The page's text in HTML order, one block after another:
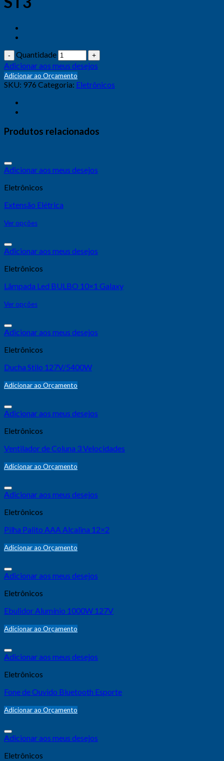
Quantidade
Adicionar aos meus desejos
Adicionar ao Orçamento
SKU: 976 Categoria: Eletrônicos
Produtos relacionados
Adicionar aos meus desejos
Eletrônicos
Extensão Elétrica
Ver opções
Adicionar aos meus desejos
Eletrônicos
Lâmpada Led BULBO 10×1 Galaxy
Ver opções
Adicionar aos meus desejos
Eletrônicos
Ducha Stilo 127V/5400W
Adicionar ao Orçamento
Adicionar aos meus desejos
Eletrônicos
Ventilador de Coluna 3 Velocidades
Adicionar ao Orçamento
Adicionar aos meus desejos
Eletrônicos
Pilha Palito AAA Alcalina 12×2
Adicionar ao Orçamento
Adicionar aos meus desejos
Eletrônicos
Ebulidor Alumínio 1000W 127V
Adicionar ao Orçamento
Adicionar aos meus desejos
Eletrônicos
Fone de Ouvido Bluetooth Esporte
Adicionar ao Orçamento
Adicionar aos meus desejos
Eletrônicos